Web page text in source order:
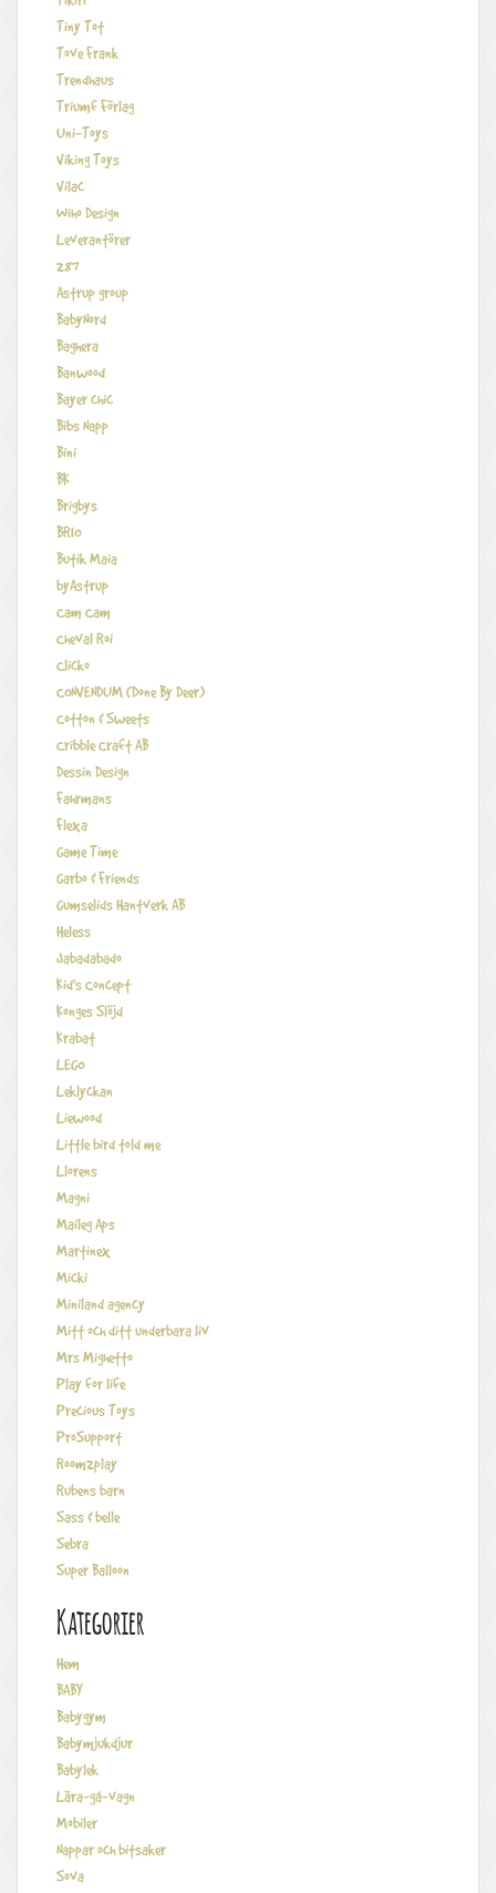
Tiny Tot
Tove Frank
Trendhaus
Triumf Förlag
Uni-Toys
Viking Toys
Vilac
Wiho Design
Leverantörer
287
Astrup group
BabyNord
Baghera
Banwood
Bayer chic
Bibs Napp
Bini
BK
Brigbys
BRIO
Butik Maia
byAstrup
Cam Cam
Cheval Roi
Clicko
CONVENDUM (Done By Deer)
Cotton & Sweets
Cribble Craft AB
Dessin Design
Fahrmans
Flexa
Game Time
Garbo & Friends
Gumselids Hantverk AB
Heless
Jabadabado
Kid's Concept
Konges Slöjd
Krabat
LEGO
Leklyckan
Liewood
Little bird told me
Llorens
Magni
Maileg Aps
Martinex
Micki
Miniland agency
Mitt och ditt underbara liv
Mrs Mighetto
Play for life
Precious Toys
ProSupport
Room2play
Rubens barn
Sass & belle
Sebra
Super Balloon
Kategorier
Hem
BABY
Babygym
Babymjukdjur
Babylek
Lära-gå-vagn
Mobiler
Nappar och bitsaker
Sova